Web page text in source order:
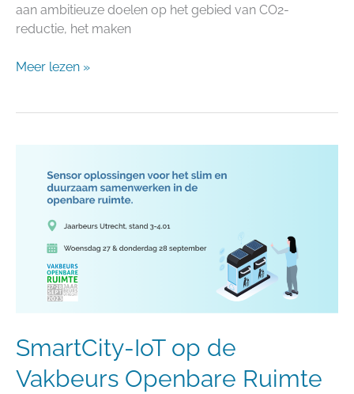
aan ambitieuze doelen op het gebied van CO2-
reductie, het maken
Meer lezen »
SmartCity-IoT op de
Vakbeurs Openbare Ruimte
Vakbeurs
Openbare
Ruimte
u